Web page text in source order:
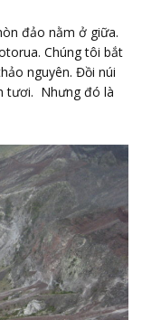
đảo nằm ở giữa.
Chúng tôi bắt
nguyên. Đồi núi
tươi. Nhưng đó là